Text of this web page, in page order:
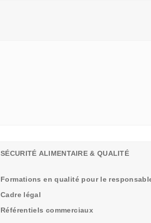
SÉCURITÉ ALIMENTAIRE & QUALITÉ
Formations en qualité pour le
Cadre légal
Référentiels commerciaux